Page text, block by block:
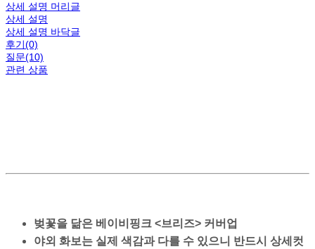
상세 설명 머리글
상세 설명
상세 설명 바닥글
후기(0)
질문(10)
관련 상품
벚꽃을 닮은 베이비핑크 <브리즈> 커버업
야외 화보는 실제 색감과 다를 수 있으니 반드시 상세컷